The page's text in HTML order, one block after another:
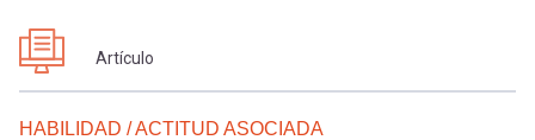
Artículo
HABILIDAD / ACTITUD ASOCIADA